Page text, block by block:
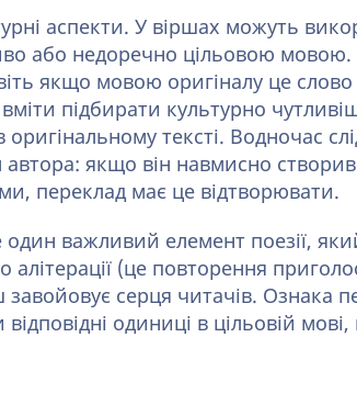
аспекти. У віршах можуть
або недоречно цільовою
якщо мовою оригіналу це
підбирати культурно
тексті. Водночас
автора: якщо він навмисно
переклад має це відтворювати.
важливий елемент поезії,
алітерації (це повторення
завойовує серця читачів. Ознака
одиниці в цільовій